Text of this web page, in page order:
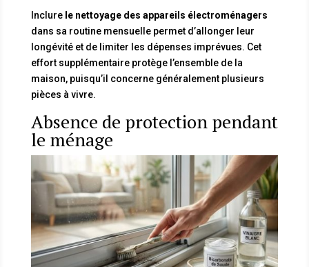
Inclure le nettoyage des appareils électroménagers
dans sa routine mensuelle permet d’allonger leur
longévité et de limiter les dépenses imprévues. Cet
effort supplémentaire protège l’ensemble de la
maison, puisqu’il concerne généralement plusieurs
pièces à vivre.
Absence de protection pendant
le ménage